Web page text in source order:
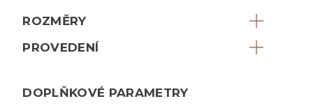
ROZMĚRY
PROVEDENÍ
DOPLŇKOVÉ PARAMETRY